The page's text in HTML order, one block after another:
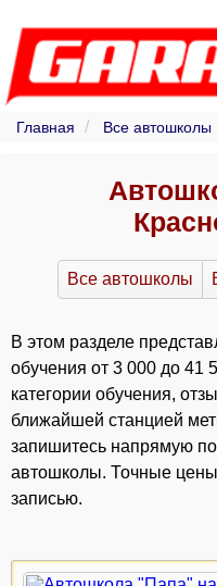
Главная Все автошколы
Все автошколы
В этом разделе
обучения от 3 000 до 41
категории обучения,
ближайшей станцией
запишитесь напрямую
автошколы. Точные цены
записью.